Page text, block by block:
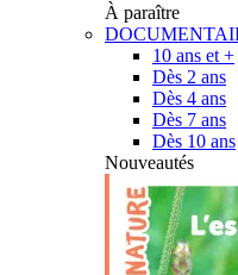
À paraître
10 ans et +
Dès 2 ans
Dès 4 ans
Dès 7 ans
Dès 10 ans
Nouveautés